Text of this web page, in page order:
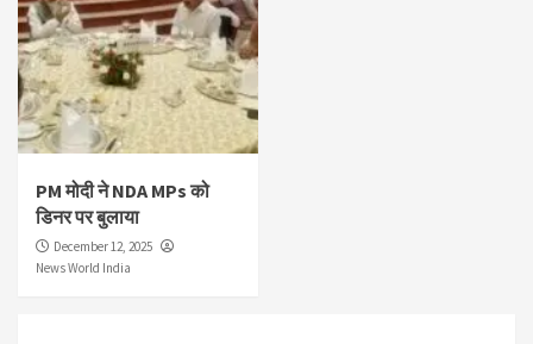
PM मोदी ने NDA MPs को
डिनर पर बुलाया
December 12, 2025
News World India